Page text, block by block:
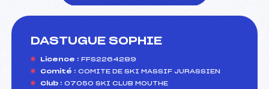
DASTUGUE SOPHIE
Licence : FFS2264289
Comité : COMITE DE SKI MASSIF JURASSIEN
Club : 07050 SKI CLUB MOUTHE